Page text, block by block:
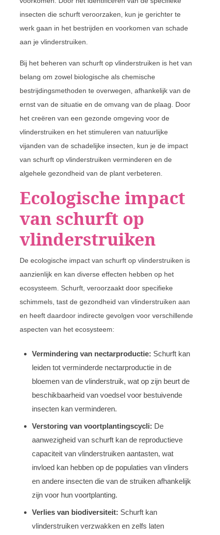
insecten die schurft veroorzaken, kun je gerichter te
werk gaan in het bestrijden en voorkomen van schade
aan je vlinderstruiken.
Bij het beheren van schurft op vlinderstruiken is het van
belang om zowel biologische als chemische
bestrijdingsmethoden te overwegen, afhankelijk van de
ernst van de situatie en de omvang van de plaag. Door
het creëren van een gezonde omgeving voor de
vlinderstruiken en het stimuleren van natuurlijke
vijanden van de schadelijke insecten, kun je de impact
van schurft op vlinderstruiken verminderen en de
algehele gezondheid van de plant verbeteren.
Ecologische impact
van schurft op
vlinderstruiken
De ecologische impact van schurft op vlinderstruiken is
aanzienlijk en kan diverse effecten hebben op het
ecosysteem. Schurft, veroorzaakt door specifieke
schimmels, tast de gezondheid van vlinderstruiken aan
en heeft daardoor indirecte gevolgen voor verschillende
aspecten van het ecosysteem:
Vermindering van nectarproductie: Schurft kan
leiden tot verminderde nectarproductie in de
bloemen van de vlinderstruik, wat op zijn beurt de
beschikbaarheid van voedsel voor bestuivende
insecten kan verminderen.
Verstoring van voortplantingscycli: De
aanwezigheid van schurft kan de reproductieve
capaciteit van vlinderstruiken aantasten, wat
invloed kan hebben op de populaties van vlinders
en andere insecten die van de struiken afhankelijk
zijn voor hun voortplanting.
Verlies van biodiversiteit: Schurft kan
vlinderstruiken verzwakken en zelfs laten